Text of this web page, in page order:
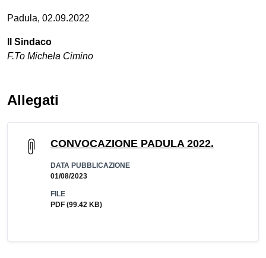
Padula, 02.09.2022
Il Sindaco
F.To Michela Cimino
Allegati
CONVOCAZIONE PADULA 2022.
DATA PUBBLICAZIONE
01/08/2023
FILE
PDF (99.42 KB)